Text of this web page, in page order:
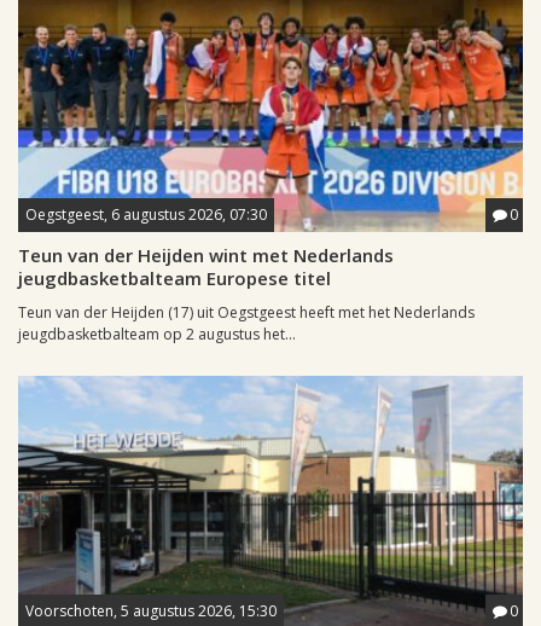
Oegstgeest, 6 augustus 2026, 07:30 0
Teun van der Heijden wint met Nederlands
jeugdbasketbalteam Europese titel
Teun van der Heijden (17) uit Oegstgeest heeft met het Nederlands
jeugdbasketbalteam op 2 augustus het...
Voorschoten, 5 augustus 2026, 15:30 0